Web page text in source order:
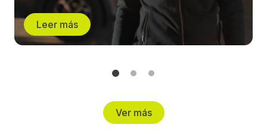
Leer más
Ver más